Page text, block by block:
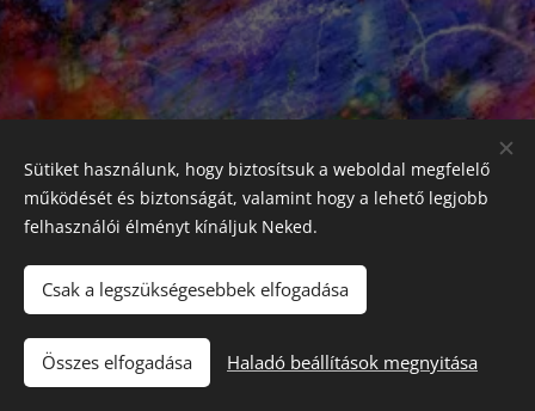
Webnode
Sütiket használunk, hogy biztosítsuk a weboldal megfelelő
működését és biztonságát, valamint hogy a lehető legjobb
felhasználói élményt kínáljuk Neked.
Csak a legszükségesebbek elfogadása
Összes elfogadása Haladó beállítások megnyitása